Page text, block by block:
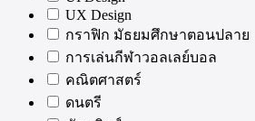
UX Design
กราฟิก มัธยมศึกษาตอนปลาย
การเล่นกีฬาวอลเลย์บอล
คณิตศาสตร์
ดนตรี